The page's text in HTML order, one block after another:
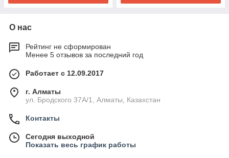
О нас
Рейтинг не сформирован
Менее 5 отзывов за последний год
Работает с 12.09.2017
г. Алматы
ул. Бродского 37А/1, Алматы, Казахстан
Контакты
Сегодня выходной
Показать весь график работы